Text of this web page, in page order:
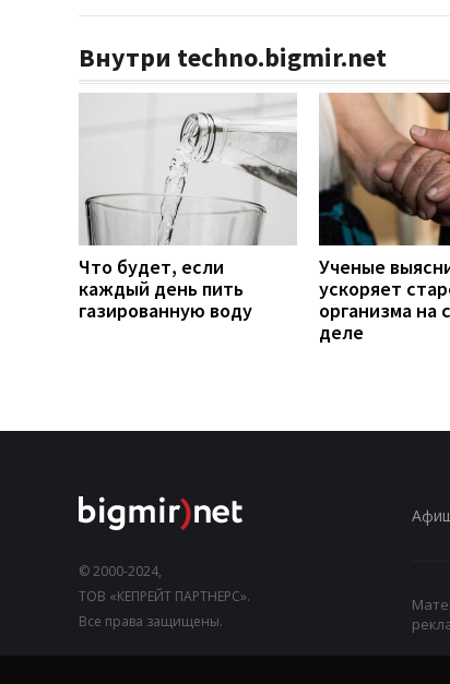
Внутри techno.bigmir.net
Что будет, если
каждый день пить
газированную воду
Ученые
ускоряет
организма на
деле
© 2000-2024,
ТОВ «КЕПРЕЙТ ПАРТНЕРС».
Все права защищены.